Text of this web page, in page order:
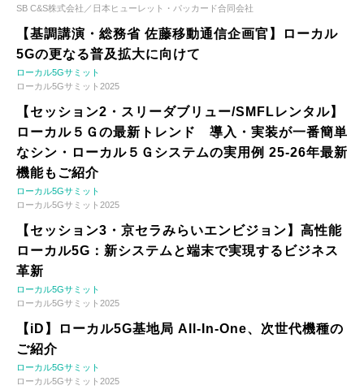
SB C&S株式会社／日本ヒューレット・パッカード合同会社
【基調講演・総務省 佐藤移動通信企画官】ローカル
5Gの更なる普及拡大に向けて
ローカル5Gサミット
ローカル5Gサミット2025
【セッション2・スリーダブリュー/SMFLレンタル】
ローカル５Ｇの最新トレンド 導入・実装が一番簡単
なシン・ローカル５Ｇシステムの実用例 25-26年最新
機能もご紹介
ローカル5Gサミット
ローカル5Gサミット2025
【セッション3・京セラみらいエンビジョン】高性能
ローカル5G：新システムと端末で実現するビジネス
革新
ローカル5Gサミット
ローカル5Gサミット2025
【iD】ローカル5G基地局 All-In-One、次世代機種の
ご紹介
ローカル5Gサミット
ローカル5Gサミット2025